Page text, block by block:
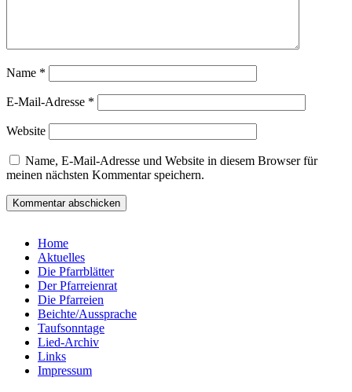
Name *
E-Mail-Adresse *
Website
Name, E-Mail-Adresse und Website in diesem Browser für
meinen nächsten Kommentar speichern.
Home
Aktuelles
Die Pfarrblätter
Der Pfarreienrat
Die Pfarreien
Beichte/Aussprache
Taufsonntage
Lied-Archiv
Links
Impressum